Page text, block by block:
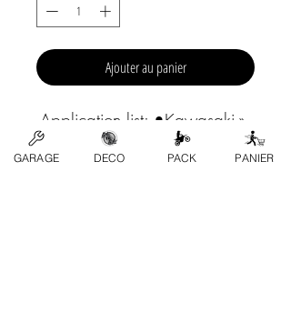
Ajouter au panier
Application list: •Kawasaki-»
KX 500 1988 , 1989 ,
GARAGE DECO PACK PANIER